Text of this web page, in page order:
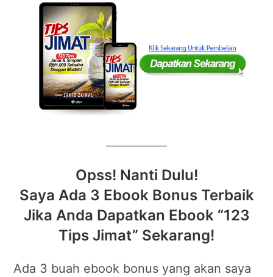
Opss! Nanti Dulu!
Saya Ada 3 Ebook Bonus Terbaik
Jika Anda Dapatkan Ebook “123
Tips Jimat” Sekarang!
Ada 3 buah ebook bonus yang akan saya